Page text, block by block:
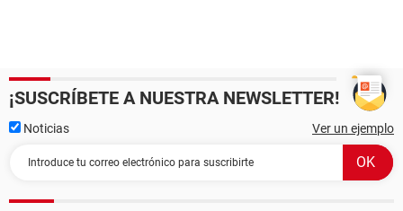
¡SUSCRÍBETE A NUESTRA NEWSLETTER!
Noticias Ver un ejemplo